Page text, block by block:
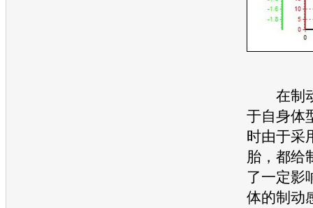
在制
于自身体
时由于采
胎 ，都
了一定影
体的制动